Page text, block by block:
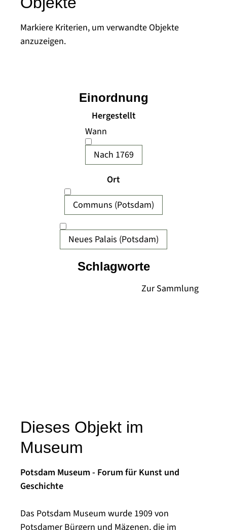
Markiere Kriterien, um verwandte Objekte
anzuzeigen.
Hergestellt
Wann
Nach 1769
Ort
Communs (Potsdam)
Neues Palais (Potsdam)
Einordnung
Schlagworte
Dieses Objekt im
Museum
Potsdam Museum - Forum für Kunst und
Geschichte
Das Potsdam Museum wurde 1909 von
Potsdamer Bürgern und Mäzenen, die im